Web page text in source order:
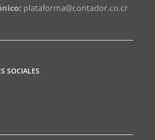
plataforma@contador.co.cr
SOCIALES